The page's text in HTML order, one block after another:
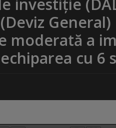
investiție
moderată a
cu